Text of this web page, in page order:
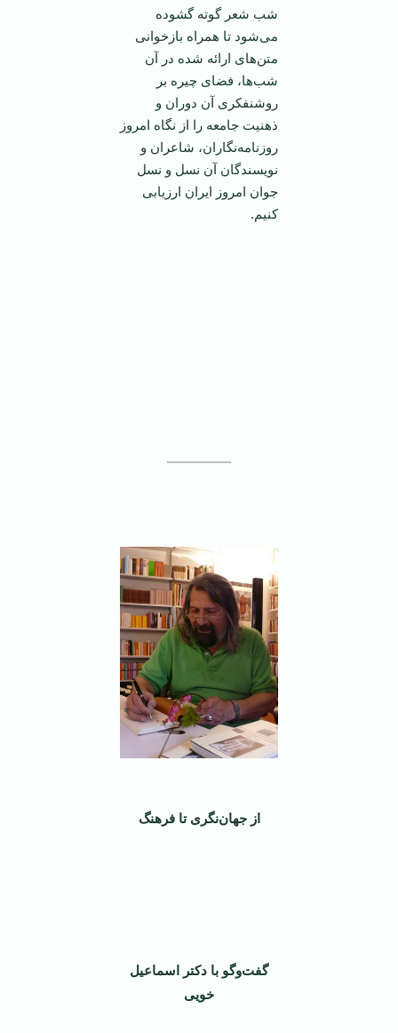
شب شعر گوته گشوده
می‌شود تا همراه بازخوانی
متن‌های ارائه‌ شده در آن
شب‌ها، فضای چیره بر
روشنفکری آن دوران و
ذهنیت جامعه را از نگاه امروز
روزنامه‌نگاران، شاعران و
نویسندگان آن نسل و نسل
جوان امروز ایران ارزیابی
کنیم.
‌ــــــــــــــــــ
از جهان‌نگری تا فرهنگ
گفت‌وگو با دکتر اسماعیل
خویی